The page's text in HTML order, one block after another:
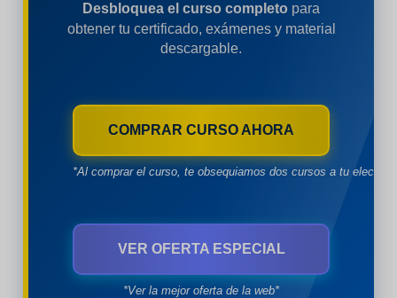
Desbloquea el curso completo para
obtener tu certificado, exámenes y material
descargable.
COMPRAR CURSO AHORA
*Al comprar el curso, te obsequiamos dos cursos a tu
VER OFERTA ESPECIAL
*Ver la mejor oferta de la web*